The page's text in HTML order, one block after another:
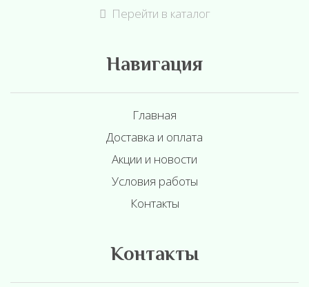
Перейти в каталог
Навигация
Главная
Доставка и оплата
Акции и новости
Условия работы
Контакты
Контакты